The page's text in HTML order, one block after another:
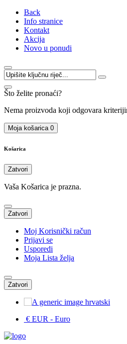
Back
Info stranice
Kontakt
Akcija
Novo u ponudi
Što želite pronaći?
Nema proizvoda koji odgovara
Moja košarica 0
Košarica
Zatvori
Vaša Košarica je prazna.
Zatvori
Moj Korisnički račun
Prijavi se
Usporedi
Moja Lista želja
Zatvori
hrvatski
€ EUR - Euro